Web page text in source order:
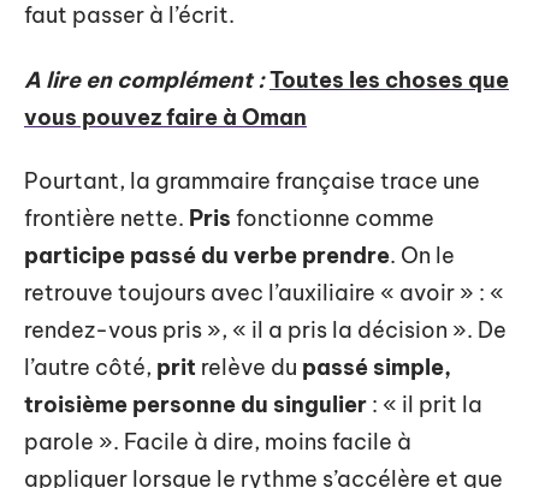
faut passer à l’écrit.
A lire en complément :Toutes les choses que
vous pouvez faire à Oman
Pourtant, la grammaire française trace une
frontière nette. Pris fonctionne comme
participe passé du verbe prendre. On le
retrouve toujours avec l’auxiliaire « avoir » : «
rendez-vous pris », « il a pris la décision ». De
l’autre côté, prit relève du passé simple,
troisième personne du singulier : « il prit la
parole ». Facile à dire, moins facile à
appliquer lorsque le rythme s’accélère et que